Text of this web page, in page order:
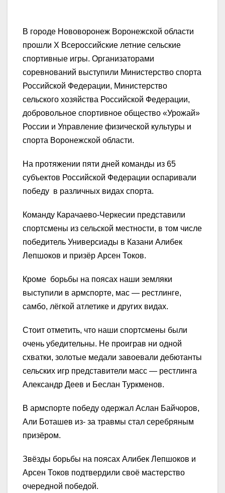
В городе Нововоронеж Воронежской области
прошли X Всероссийские летние сельские
спортивные игры. Организаторами
соревнований выступили Министерство спорта
Российской Федерации, Министерство
сельского хозяйства Российской Федерации,
добровольное спортивное общество «Урожай»
России и Управление физической культуры и
спорта Воронежской области.
На протяжении пяти дней команды из 65
субъектов Российской Федерации оспаривали
победу в различных видах спорта.
Команду Карачаево-Черкесии представили
спортсмены из сельской местности, в том числе
победитель Универсиады в Казани Алибек
Лепшоков и призёр Арсен Токов.
Кроме борьбы на поясах наши земляки
выступили в армспорте, мас — рестлинге,
самбо, лёгкой атлетике и других видах.
Стоит отметить, что наши спортсмены были
очень убедительны. Не проиграв ни одной
схватки, золотые медали завоевали дебютанты
сельских игр представители масс — рестлинга
Александр Деев и Беслан Туркменов.
В армспорте победу одержал Аслан Байчоров,
Али Боташев из- за травмы стал серебряным
призёром.
Звёзды борьбы на поясах Алибек Лепшоков и
Арсен Токов подтвердили своё мастерство
очередной победой.